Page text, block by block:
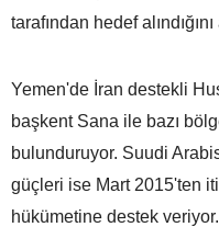
tarafından hedef alındığını
Yemen'de İran destekli
başkent Sana ile bazı
bulunduruyor. Suudi
güçleri ise Mart 2015'ten
hükümetine destek veriyor.